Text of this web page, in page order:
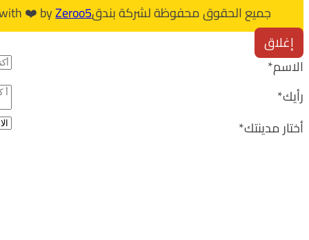
جميع الحقوق محفوظة لشركة بندق ❤️ byZeroo5
إغلاق
الاسم*
رأيك*
أختار مدينتك*